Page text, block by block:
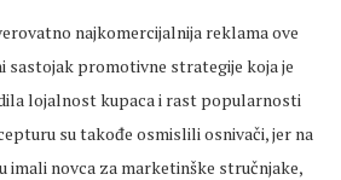
najkomercijalnija reklama ove
sastojak promotivne strategije koja je
lojalnost kupaca i rast popularnosti
su takođe osmislili osnivači, jer na
imali novca za marketinške stručnjake,